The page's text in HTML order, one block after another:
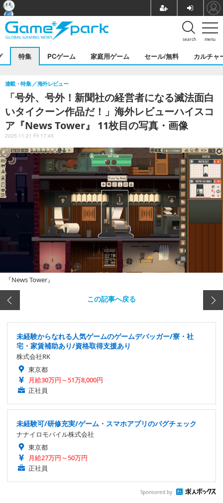
menu
search
特集 PCゲーム 家庭用ゲーム セール/無料 カルチャ
「号外、号外！新聞社の経営者になる滅法面白
いタイクーン作品だ！」海外レビューハイスコ
ア『News Tower』 11枚目の写真・画像
連載・特集 海外レビュー
2025.11.21 Fri 17:45
『News Tower』
この記事へ戻る
未経験からなれる人気ゲームのゲームデバッガー/寮・社
宅・家賃補助あり/資格取得支援あり
株式会社RK
東京都
月給30万円～51万8,000円
正社員
未経験可/研修充実/ゲーム・スマホアプリのバグチェック
ナナイロモバイル株式会社
東京都
月給27万円～50万円
正社員
Sponsored by